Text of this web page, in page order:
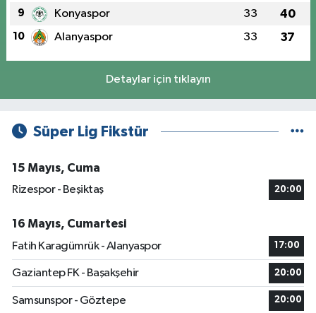
9 Konyaspor 33 40
10 Alanyaspor 33 37
Detaylar için tıklayın
Süper Lig Fikstür
15 Mayıs, Cuma
Rizespor - Beşiktaş
20:00
16 Mayıs, Cumartesi
Fatih Karagümrük - Alanyaspor
17:00
Gaziantep FK - Başakşehir 20:00
Samsunspor - Göztepe 20:00